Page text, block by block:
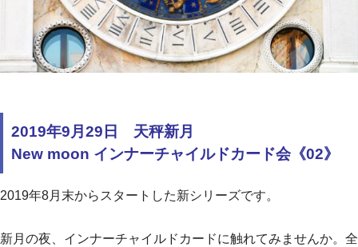
2019年9月29日 天秤新月
New moon インナーチャイルドカード会《02》
2019年8月末からスタートした新シリーズです。
新月の夜、インナーチャイルドカードに触れてみませんか。全